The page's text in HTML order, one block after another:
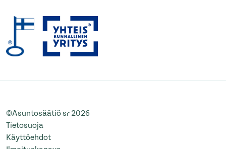
©Asuntosäätiö sr 2026
Tietosuoja
Käyttöehdot